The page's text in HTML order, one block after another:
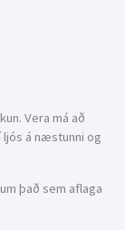
Vera má að
ljós á næstunni og
það sem aflaga